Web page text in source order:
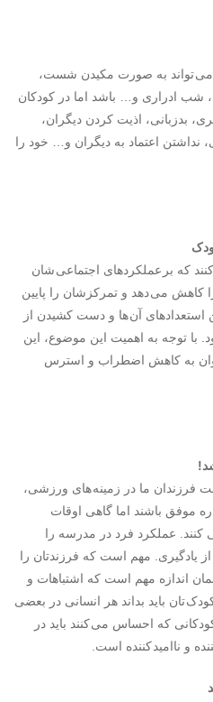
تواند به صورت مکیدن شست،
شب ادراری و… باشد اما در کودکان
بدزبانی، اذیت کردن دیگران،
نداشتن اعتماد به دیگران و… خود را
که بر عملکردهای اجتماعی شان
کاهش می دهد و تمرکزشان را پایین
استعدادهای آن ها و دست کشیدن از
با توجه به اهمیت این موضوع، این
به کاهش اضطراب و استرس
فرزندان ما در زمینه های ورزشی،
موفق باشند اما گاهی اوقات
کنند. عملکرد فرد در مدرسه را
یادگیری. مهم است که فرزندتان را
اندازه مهم است که اشتباهات و
تان باید بداند هر انسانی در بعضی
که احساس می کنند باید در
و ناامید کننده است.